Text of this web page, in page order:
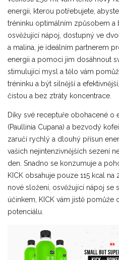
energii, kterou potřebujete,
tréninku optimálním způsobem a
osvěžující nápoj, dostupný ve
a malina, je ideálním partnerem
energii a pomoci jim dosáhnout
stimulující mysl a tělo vám
tréninku a být silnější a
čistou a bez ztráty koncentrace.
Díky své receptuře obohacené o
(Paullinia Cupana) a bezvodý
zaručí rychlý a dlouhý přísun
vašich nejintenzivnějších sezení
den. Snadno se konzumuje a
KICK obsahuje pouze 115 kcal
nové složení, osvěžující nápoj se
účinkem, KICK vám jistě pomůže
potenciálu.